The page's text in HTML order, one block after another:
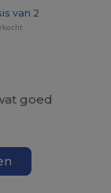
van 2
goed